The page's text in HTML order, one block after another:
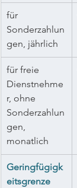
für
Sonderzahlun
gen, jährlich
für freie
Dienstnehme
r, ohne
Sonderzahlun
gen,
monatlich
Geringfügigk
eitsgrenze